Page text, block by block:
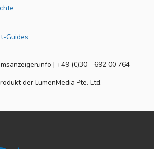
Guides
| +49 (0)30 - 692 00 764
der LumenMedia Pte. Ltd.